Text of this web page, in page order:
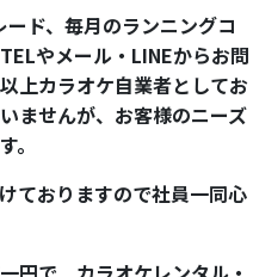
ド、毎月のランニングコ
やメール・LINEからお問
上カラオケ自業者としてお
ませんが、お客様のニーズ
。
ておりますので社員一同心